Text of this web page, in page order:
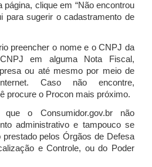
página, clique em “Não encontrou
para sugerir o cadastramento de
preencher o nome e o CNPJ da
em alguma Nota Fiscal,
ou até mesmo por meio de
Caso não encontre,
procure o Procon mais próximo.
o Consumidor.gov.br não
administrativo e tampouco se
pelos Órgãos de Defesa
e Controle, ou do Poder